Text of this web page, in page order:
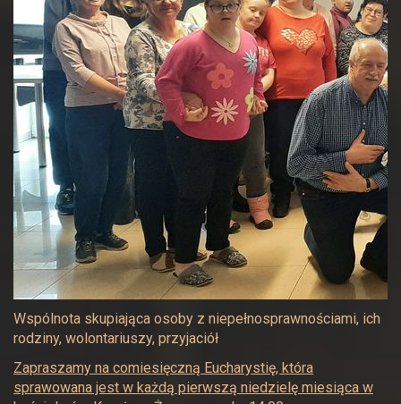
Wspólnota skupiająca osoby z niepełnosprawnościami, ich
rodziny, wolontariuszy, przyjaciół
Zapraszamy na comiesięczną Eucharystię, która
sprawowana jest w każdą pierwszą niedzielę miesiąca w